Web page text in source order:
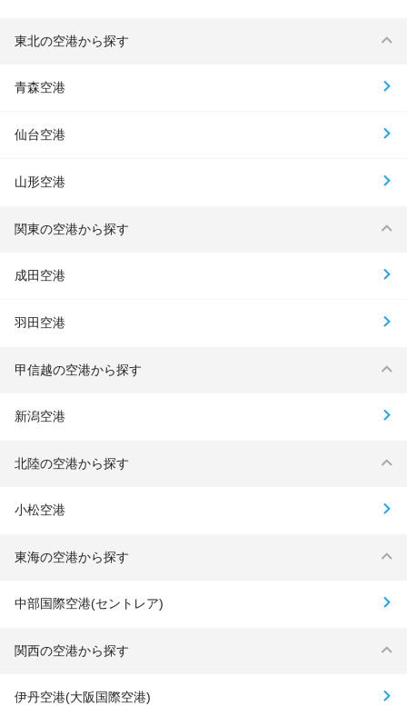
東北の空港から探す
青森空港
仙台空港
山形空港
関東の空港から探す
成田空港
羽田空港
甲信越の空港から探す
新潟空港
北陸の空港から探す
小松空港
東海の空港から探す
中部国際空港(セントレア)
関西の空港から探す
伊丹空港(大阪国際空港)